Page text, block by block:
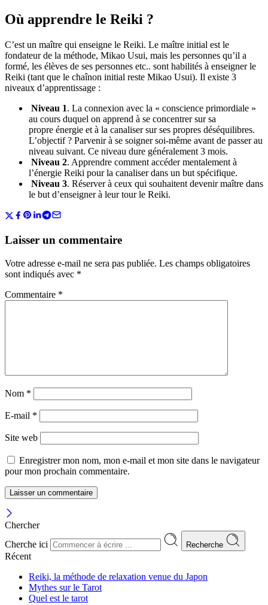
Où apprendre le Reiki ?
C’est un maître qui enseigne le Reiki. Le maître initial est le
fondateur de la méthode, Mikao Usui, mais les personnes qu’il a
formé, les élèves de ses personnes etc.. sont habilités à enseigner le
Reiki (tant que le chaînon initial reste Mikao Usui). Il existe 3
niveaux d’apprentissage :
Niveau 1. La connexion avec la « conscience primordiale »
au cours duquel on apprend à se concentrer sur sa
propre énergie et à la canaliser sur ses propres déséquilibres.
L’objectif ? Parvenir à se soigner soi-même avant de passer au
niveau suivant. Ce niveau dure généralement 3 mois.
Niveau 2. Apprendre comment accéder mentalement à
l’énergie Reiki pour la canaliser dans un but spécifique.
Niveau 3. Réserver à ceux qui souhaitent devenir maître dans
le but d’enseigner à leur tour le Reiki.
Laisser un commentaire
Votre adresse e-mail ne sera pas publiée. Les champs obligatoires
sont indiqués avec *
Commentaire *
Nom *
E-mail *
Site web
Enregistrer mon nom, mon e-mail et mon site dans le navigateur
pour mon prochain commentaire.
Chercher
Cherche ici
Recherche
Récent
Reiki, la méthode de relaxation venue du Japon
Mythes sur le Tarot
Quel est le tarot